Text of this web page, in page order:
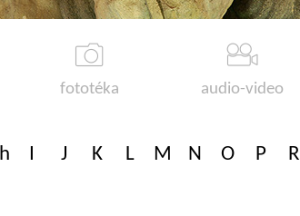
fototéka audio-video
I J K L M N O P R